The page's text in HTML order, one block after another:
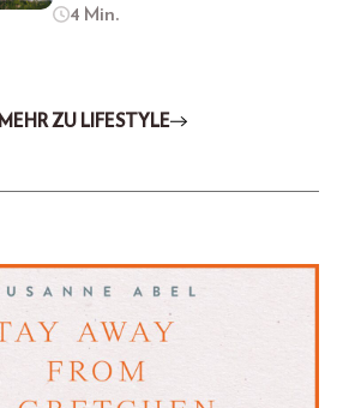
4 Min.
MEHR ZU LIFESTYLE